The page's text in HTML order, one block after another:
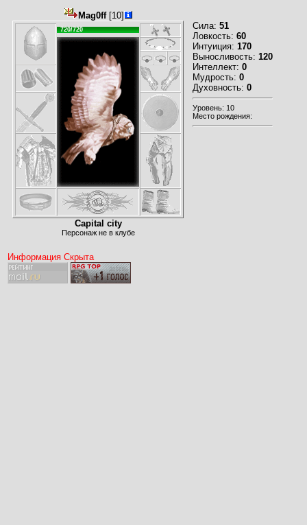
Mag0ff[10]
720/720
Capital city
Персонаж не в клубе
Сила: 51
Ловкость: 60
Интуиция: 170
Выносливость: 120
Интеллект: 0
Мудрость: 0
Духовность: 0
Уровень: 10
Место рождения:
Информация Скрыта